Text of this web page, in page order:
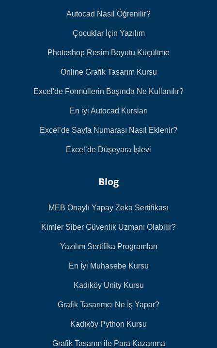
Autocad Nasıl Öğrenilir?
Çocuklar İçin Yazılım
Photoshop Resim Boyutu Küçültme
Online Grafik Tasarım Kursu
Excel'de Formüllerin Başında Ne Kullanılır?
En iyi Autocad Kursları
Excel’de Sayfa Numarası Nasıl Eklenir?
Excel’de Düşeyara İşlevi
Blog
MEB Onaylı Yapay Zeka Sertifikası
Kimler Siber Güvenlik Uzmanı Olabilir?
Yazılım Sertifika Programları
En İyi Muhasebe Kursu
Kadıköy Unity Kursu
Grafik Tasarımcı Ne İş Yapar?
Kadıköy Python Kursu
Grafik Tasarım ile Para Kazanma